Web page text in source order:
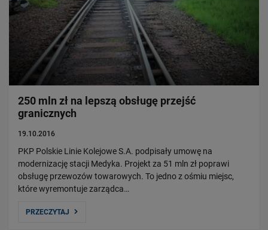
250 mln zł na lepszą obsługę przejść
granicznych
19.10.2016
PKP Polskie Linie Kolejowe S.A. podpisały umowę na
modernizację stacji Medyka. Projekt za 51 mln zł poprawi
obsługę przewozów towarowych. To jedno z ośmiu miejsc,
które wyremontuje zarządca…
PRZECZYTAJ